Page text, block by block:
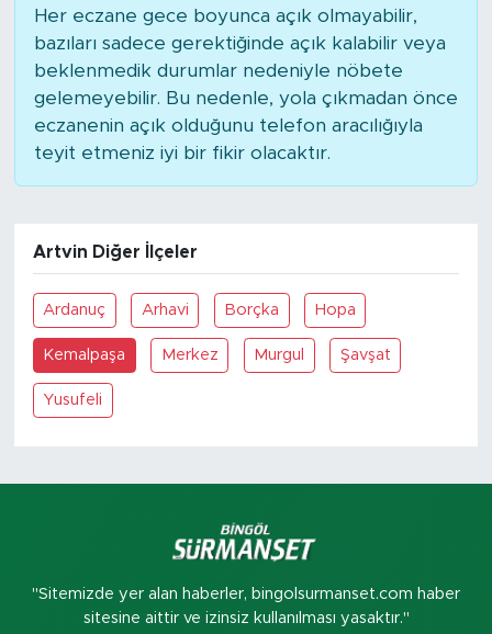
Her eczane gece boyunca açık olmayabilir,
bazıları sadece gerektiğinde açık kalabilir veya
beklenmedik durumlar nedeniyle nöbete
gelemeyebilir. Bu nedenle, yola çıkmadan önce
eczanenin açık olduğunu telefon aracılığıyla
teyit etmeniz iyi bir fikir olacaktır.
Artvin Diğer İlçeler
Ardanuç Arhavi Borçka Hopa
Kemalpaşa Merkez Murgul Şavşat
Yusufeli
"Sitemizde yer alan haberler, bingolsurmanset.com haber
sitesine aittir ve izinsiz kullanılması yasaktır."
Tavz Der
Bingöl Kaza Haberleri